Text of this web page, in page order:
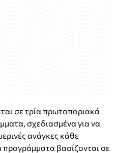
σε τρία πρωτοποριακά
σχεδιασμένα για να
ανάγκες κάθε
βασίζονται σε